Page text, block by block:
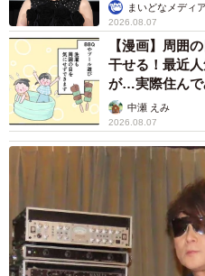
べる環境がある株式会社プロ
で入った。
当時のプログレスは創業して
チャレンジ精神が旺盛な社長
規事業としてペットの葬儀を
猫好きで今も猫と一緒に暮ら
したという。その事業がペッ
に対する並々ならぬ熱意が社
で入社してから数年で代表取
ん。現在は全国21地域に事業
まいどなメディア
2026.08.07
【漫画】周囲
干せる！最近
が…実際住んで
中瀬 えみ
2026.08.07